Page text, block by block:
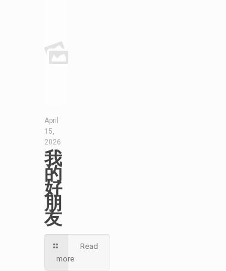
April
15,
2026
我
的
好
朋
友
Read
more